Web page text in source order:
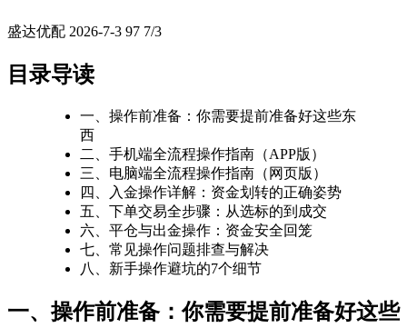
盛达优配 2026-7-3 97 7/3
目录导读
一、操作前准备：你需要提前准备好这些东
西
二、手机端全流程操作指南（APP版）
三、电脑端全流程操作指南（网页版）
四、入金操作详解：资金划转的正确姿势
五、下单交易全步骤：从选标的到成交
六、平仓与出金操作：资金安全回笼
七、常见操作问题排查与解决
八、新手操作避坑的7个细节
一、操作前准备：你需要提前准备好这些